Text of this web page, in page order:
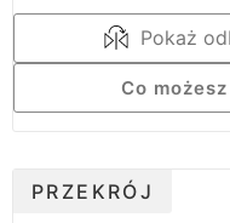
Pokaż
Co
PRZEKRÓJ